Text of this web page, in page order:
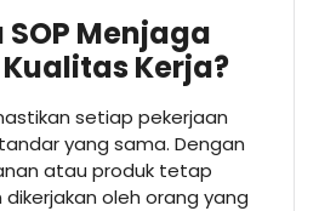
Menjaga
Kerja?
setiap pekerjaan
yang sama. Dengan
atau produk tetap
oleh orang yang